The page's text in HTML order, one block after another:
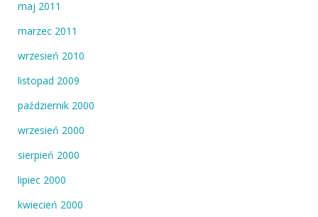
maj 2011
marzec 2011
wrzesień 2010
listopad 2009
październik 2000
wrzesień 2000
sierpień 2000
lipiec 2000
kwiecień 2000